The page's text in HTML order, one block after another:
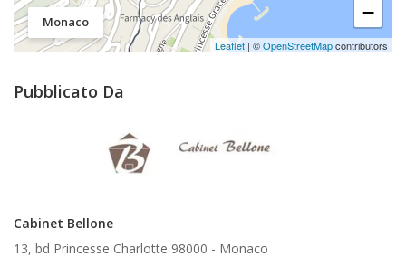
Monaco
−
Leaflet | ©OpenStreetMapcontributors
Pubblicato Da
Cabinet Bellone
13, bd Princesse Charlotte 98000 - Monaco